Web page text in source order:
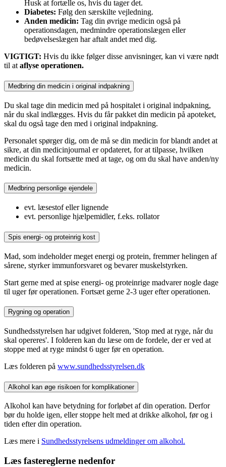
Husk at fortælle os, hvis du tager det.
Diabetes: Følg den særskilte vejledning.
Anden medicin: Tag din øvrige medicin også på
operationsdagen, medmindre operationslægen eller
bedøvelseslægen har aftalt andet med dig.
VIGTIGT: Hvis du ikke følger disse anvisninger, kan vi være nødt
til at aflyse operationen.
Medbring din medicin i original indpakning
Du skal tage din medicin med på hospitalet i original indpakning,
når du skal indlægges. Hvis du får pakket din medicin på apoteket,
skal du også tage den med i original indpakning.
Personalet spørger dig, om de må se din medicin for blandt andet at
sikre, at din medicinjournal er opdateret, for at tilpasse, hvilken
medicin du skal fortsætte med at tage, og om du skal have anden/ny
medicin.
Medbring personlige ejendele
evt. læsestof eller lignende
evt. personlige hjælpemidler, f.eks. rollator
Spis energi- og proteinrig kost
Mad, som indeholder meget energi og protein, fremmer helingen af
sårene, styrker immunforsvaret og bevarer muskelstyrken.
Start gerne med at spise energi- og proteinrige madvarer nogle dage
til uger før operationen. Fortsæt gerne 2-3 uger efter operationen.
Rygning og operation
Sundhedsstyrelsen har udgivet folderen, 'Stop med at ryge, når du
skal opereres'. I folderen kan du læse om de fordele, der er ved at
stoppe med at ryge mindst 6 uger før en operation.
Læs folderen på www.sundhedsstyrelsen.dk
Alkohol kan øge risikoen for komplikationer
Alkohol kan have betydning for forløbet af din operation. Derfor
bør du holde igen, eller stoppe helt med at drikke alkohol, før og i
tiden efter din operation.
Læs mere i Sundhedsstyrelsens udmeldinger om alkohol.
Læs fastereglerne nedenfor